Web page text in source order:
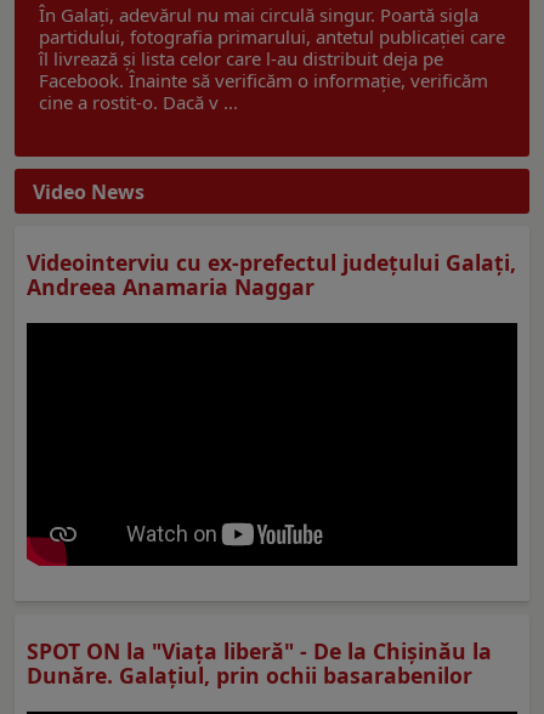
În Galați, adevărul nu mai circulă singur. Poartă sigla
partidului, fotografia primarului, antetul publicației care
îl livrează și lista celor care l-au distribuit deja pe
Facebook. Înainte să verificăm o informație, verificăm
cine a rostit-o. Dacă v ...
Video News
Videointerviu cu ex-prefectul judeţului Galaţi,
Andreea Anamaria Naggar
SPOT ON la "Viaţa liberă" - De la Chișinău la
Dunăre. Galațiul, prin ochii basarabenilor